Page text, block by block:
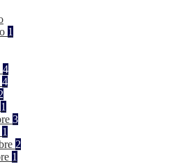
1
4
4
1
3
1
2
1